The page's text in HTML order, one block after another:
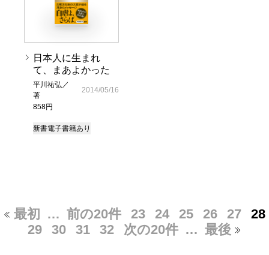
日本人に生まれ
て、まあよかった
平川祐弘／
著
858円
2014/05/16
新書電子書籍あり
最初 … 前の20件 23 24 25 26 27
28
29
30 31 32 次の20件 … 最後